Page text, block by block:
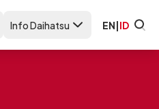
Info Daihatsu EN|ID